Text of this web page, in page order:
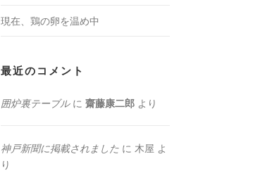
現在、鶏の卵を温め中
最近のコメント
囲炉裏テーブルに 齋藤康二郎 より
神戸新聞に掲載されました に 木屋 よ
り